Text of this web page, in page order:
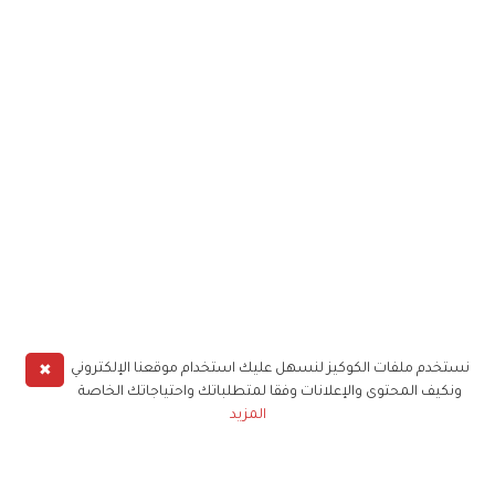
✖
نستخدم ملفات الكوكيز لنسهل عليك استخدام موقعنا الإلكتروني
ونكيف المحتوى والإعلانات وفقا لمتطلباتك واحتياجاتك الخاصة
المزيد